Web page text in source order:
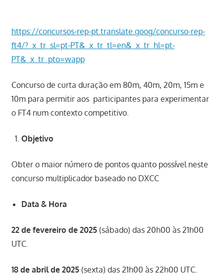
https://concursos-rep-pt.translate.goog/concurso-rep-
ft4/?_x_tr_sl=pt-PT&_x_tr_tl=en&_x_tr_hl=pt-
PT&_x_tr_pto=wapp
Concurso de curta duração em 80m, 40m, 20m, 15m e
10m para permitir aos participantes para experimentar
o FT4 num contexto competitivo.
Objetivo
Obter o maior número de pontos quanto possível neste
concurso multiplicador baseado no DXCC
Data & Hora
22 de fevereiro de 2025(sábado) das 20h00 às 21h00
UTC.
18 de abril de 2025 (sexta) das 21h00 às 22h00 UTC.